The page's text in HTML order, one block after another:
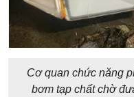
Cơ quan chức năng
bơm tạp chất chờ